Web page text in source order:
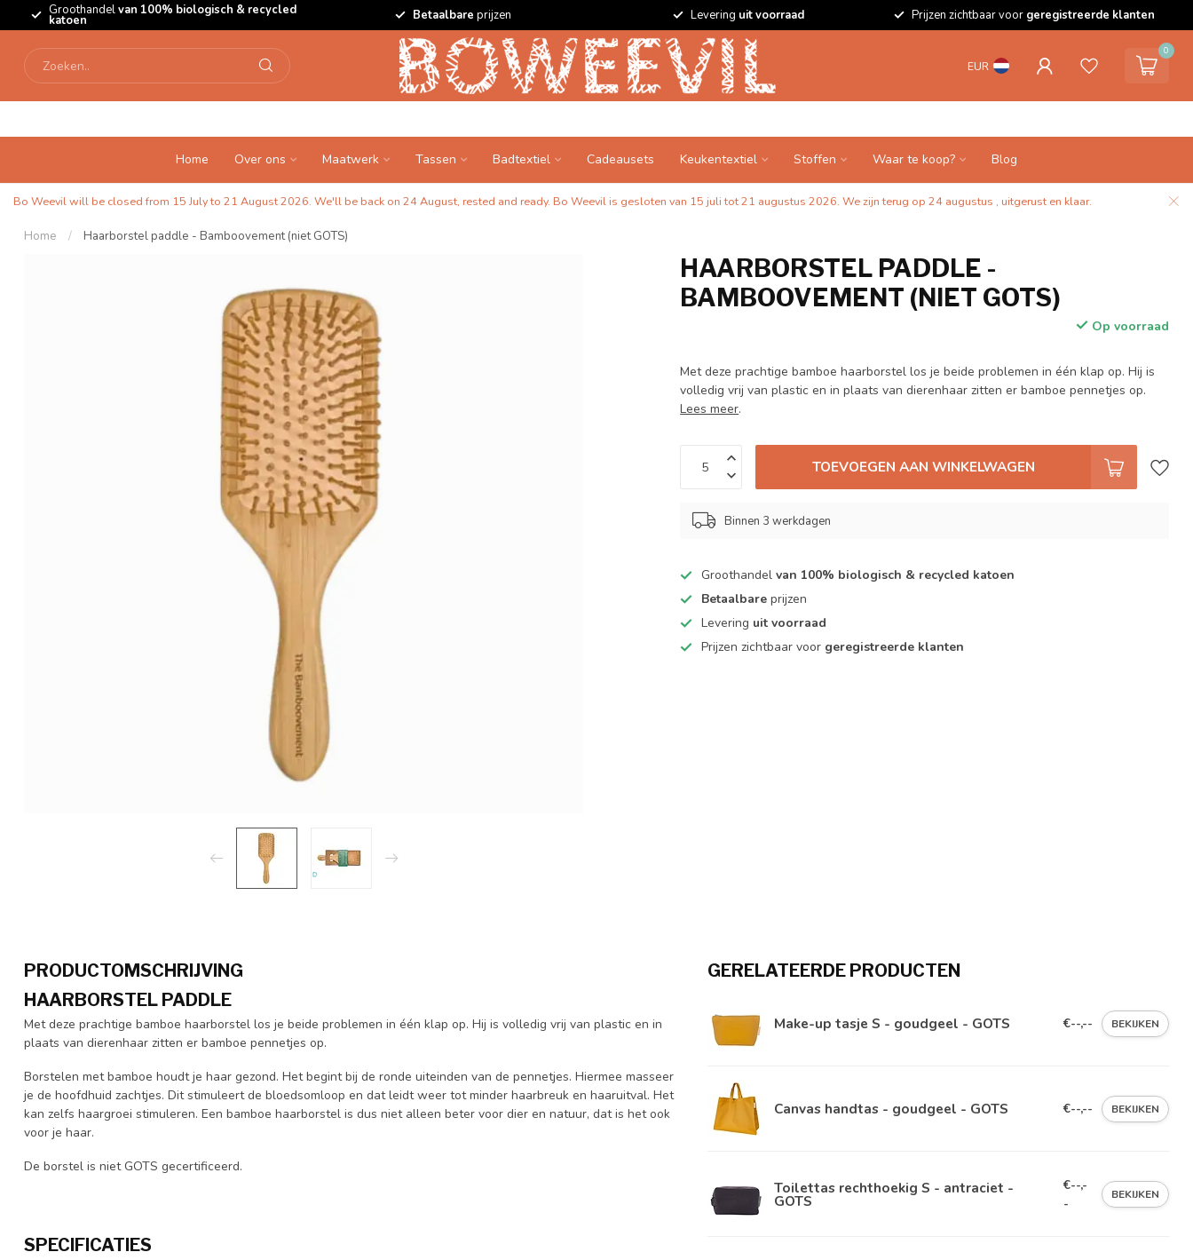
Groothandelvan 100% biologisch & recycled
katoen Betaalbare prijzen Levering uit voorraad Prijzen zichtbaar voor geregistreerde klanten
EUR
0
Home Over ons Maatwerk Tassen Badtextiel Cadeausets Keukentextiel Stoffen Waar te koop? Blog
Bo Weevil will be closed from 15 July to 21 August 2026. We'll be back on 24 August, rested and ready. Bo Weevil is gesloten van 15 juli tot 21 augustus 2026. We zijn terug op 24 augustus , uitgerust en klaar.
Home / Haarborstel paddle - Bamboovement (niet GOTS)
HAARBORSTEL PADDLE -
BAMBOOVEMENT (NIET GOTS)
Op voorraad
Met deze prachtige bamboe haarborstel los je beide problemen in één klap op. Hij is
volledig vrij van plastic en in plaats van dierenhaar zitten er bamboe pennetjes op.
Lees meer.
TOEVOEGEN AAN WINKELWAGEN
Binnen 3 werkdagen
Groothandelvan 100% biologisch & recycled katoen
Betaalbare prijzen
Levering uit voorraad
Prijzen zichtbaar voor geregistreerde klanten
PRODUCTOMSCHRIJVING
HAARBORSTEL PADDLE
Met deze prachtige bamboe haarborstel los je beide problemen in één klap op. Hij is volledig vrij van plastic en in
plaats van dierenhaar zitten er bamboe pennetjes op.
Borstelen met bamboe houdt je haar gezond. Het begint bij de ronde uiteinden van de pennetjes. Hiermee masseer
je de hoofdhuid zachtjes. Dit stimuleert de bloedsomloop en dat leidt weer tot minder haarbreuk en haaruitval. Het
kan zelfs haargroei stimuleren. Een bamboe haarborstel is dus niet alleen beter voor dier en natuur, dat is het ook
voor je haar.
De borstel is niet GOTS gecertificeerd.
SPECIFICATIES
GERELATEERDE PRODUCTEN
Make-up tasje S - goudgeel - GOTS €--,-- BEKIJKEN
Canvas handtas - goudgeel - GOTS €--,-- BEKIJKEN
Toilettas rechthoekig S - antraciet -
GOTS
€--,-
-
BEKIJKEN